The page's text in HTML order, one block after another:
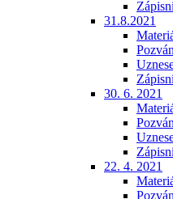
31.8.2021
30. 6. 2021
22. 4. 2021